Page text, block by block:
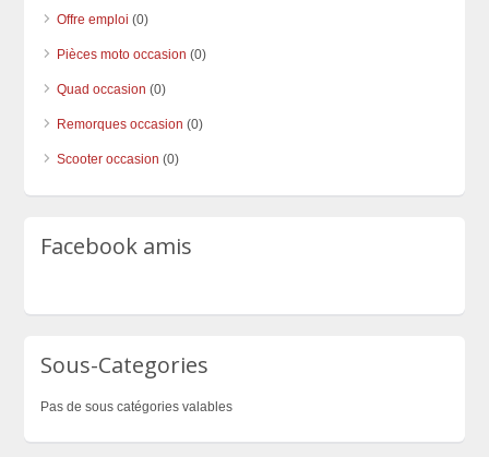
Offre emploi (0)
Pièces moto occasion (0)
Quad occasion (0)
Remorques occasion (0)
Scooter occasion (0)
Facebook amis
Sous-Categories
Pas de sous catégories valables